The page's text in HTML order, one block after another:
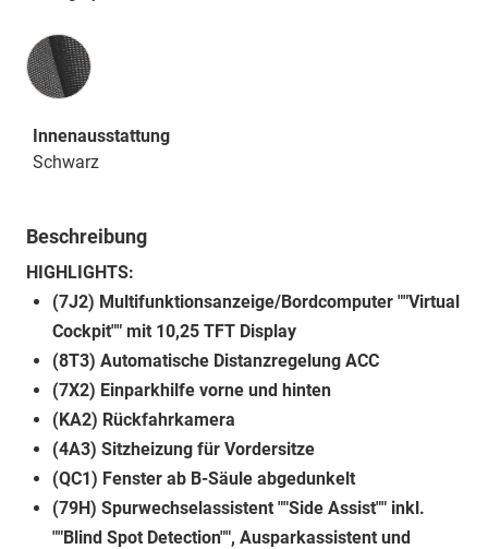
Innenausstattung
Innenausstattung
Schwarz
Beschreibung
HIGHLIGHTS:
(7J2) Multifunktionsanzeige/Bordcomputer ""Virtual
Cockpit"" mit 10,25 TFT Display
(8T3) Automatische Distanzregelung ACC
(7X2) Einparkhilfe vorne und hinten
(KA2) Rückfahrkamera
(4A3) Sitzheizung für Vordersitze
(QC1) Fenster ab B-Säule abgedunkelt
(79H) Spurwechselassistent ""Side Assist"" inkl.
""Blind Spot Detection"", Ausparkassistent und